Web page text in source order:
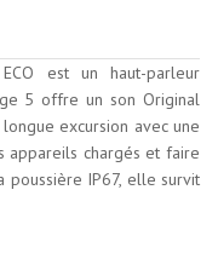
est un haut-parleur
5 offre un son Original
excursion avec une
chargés et faire
poussière IP67, elle survit